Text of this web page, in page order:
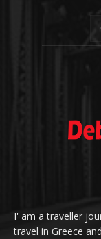
I' am a traveller
travel in Greece